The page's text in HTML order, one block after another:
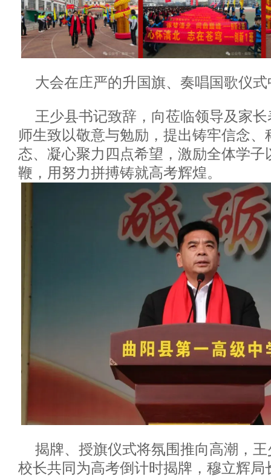
大会在庄严的升国旗、奏唱国歌仪
王少县书记致辞，向莅临领导及家
师生致以敬意与勉励，提出铸牢信念、
态、凝心聚力四点希望，激励全体学子
鞭，用努力拼搏铸就高考辉煌。
揭牌、授旗仪式将氛围推向高潮，
校长共同为高考倒计时揭牌，穆立辉局